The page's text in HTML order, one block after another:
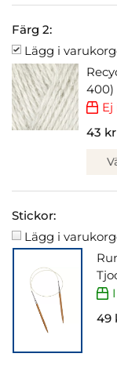
Färg 2:
Lägg i
400)
Ej
43 kr
Stickor:
Lägg i
49